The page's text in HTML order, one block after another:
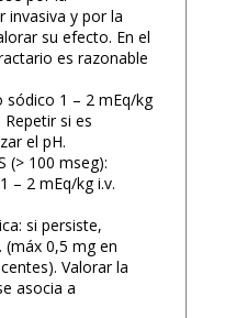
invasiva y por la
su efecto. En el
es razonable
sódico 1 – 2 mEq/kg
si es
el pH.
(> 100 mseg):
– 2 mEq/kg i.v.
si persiste,
(máx 0,5 mg en
Valorar la
asocia a